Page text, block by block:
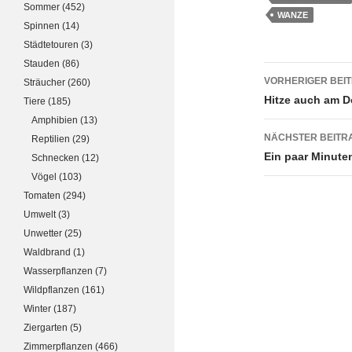
WANZE
VORHERIGER
Hitze auch am
NÄCHSTER
Ein paar
Sommer (452)
Spinnen (14)
Städtetouren (3)
Stauden (86)
Sträucher (260)
Tiere (185)
Amphibien (13)
Reptilien (29)
Schnecken (12)
Vögel (103)
Tomaten (294)
Umwelt(3)
Unwetter (25)
Waldbrand (1)
Wasserpflanzen (7)
Wildpflanzen (161)
Winter (187)
Ziergarten (5)
Zimmerpflanzen (466)